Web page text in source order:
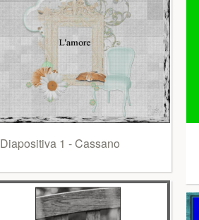
Diapositiva 1 - Cassano